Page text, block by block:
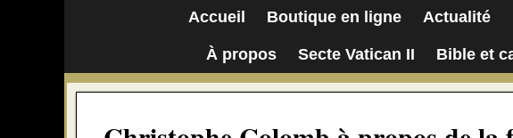
Accueil Boutique en ligne Actualité
À propos Secte Vatican II Bible et